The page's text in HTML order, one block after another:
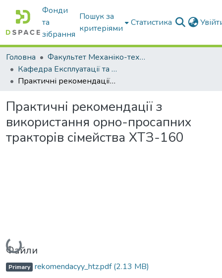
Фонди
та
зібрання
Пошук за
критеріями
Статистика
Головна
Факультет Механіко-технологічний
Кафедра Експлуатації та технічного сервісу машин
Практичні рекомендації з використання орно-просапних тракторів сімейства ХТЗ-160
Практичні рекомендації з
використання орно-просапних
тракторів сімейства ХТЗ-160
Вантажиться...
Файли
Primary rekomendacyy_htz.pdf(2.13 MB)